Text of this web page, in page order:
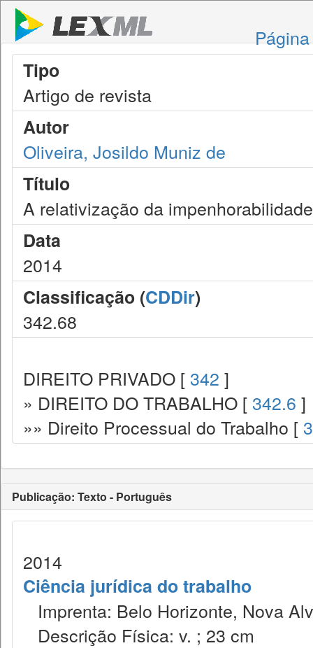
Tipo
Artigo de revista
Autor
Oliveira, Josildo Muniz de
Título
A relativização da
Data
2014
Classificação (CDDir)
342.68
DIREITO PRIVADO [ 342 ]
» DIREITO DO TRABALHO [ 342.6 ]
»» Direito Processual do Trabalho [
Publicação: Texto - Português
2014
Ciência jurídica do trabalho
Imprenta: Belo Horizonte, Nova
Descrição Física: v. ; 23 cm